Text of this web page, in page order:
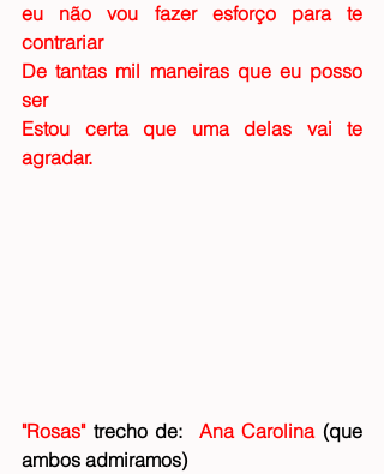
eu não vou fazer esforço para te
contrariar
De tantas mil maneiras que eu posso
ser
Estou certa que uma delas vai te
agradar.
"Rosas" trecho de: Ana Carolina (que
ambos admiramos)